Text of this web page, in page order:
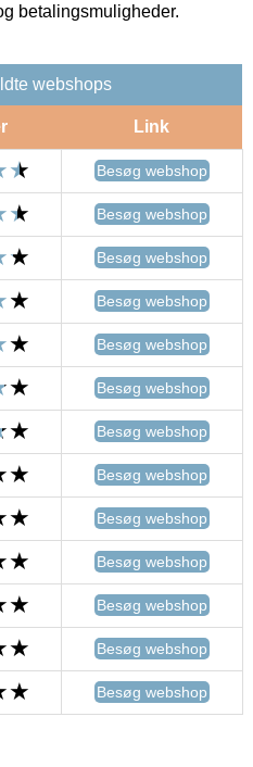
betalingsmuligheder.
webshops
Link
Besøg webshop
Besøg webshop
Besøg webshop
Besøg webshop
Besøg webshop
Besøg webshop
Besøg webshop
Besøg webshop
Besøg webshop
Besøg webshop
Besøg webshop
Besøg webshop
Besøg webshop